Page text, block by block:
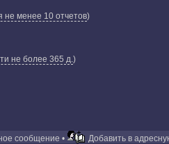
не менее 10 отчетов)
не более 365 д.)
сообщение • Добавить в